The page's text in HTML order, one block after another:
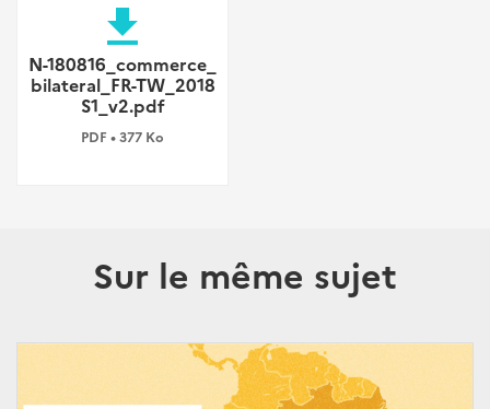
file_download
N-180816_commerce_
bilateral_FR-TW_2018
S1_v2.pdf
PDF • 377 Ko
Sur le même sujet